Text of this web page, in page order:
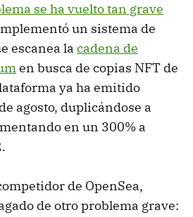
se ha vuelto tan grave
un sistema de
escanea la cadena de
en busca de copias NFT de
ya ha emitido
agosto, duplicándose a
en un 300% a
de OpenSea,
de otro problema grave: